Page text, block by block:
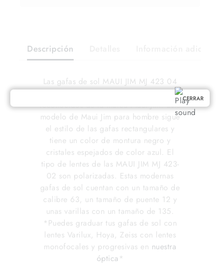
Descripción
Las gafas de sol MAUI JIM MJ 423 04
son uno de los modelos más
reconocidos de la marca Maui Jim. Este
modelo de Maui Jim para hombre sigue
el estilo de las gafas rectangulares y
tiene un color de montura negro y
cristales espejados de color azul. El
tipo de lentes de las MAUI JIM MJ 423-
02 son polarizadas. Estas modernas
gafas de sol cuentan con un tamaño de
calibre 63, un tamaño de puente 12 y
unas varillas con un tamaño de 135.
*Puedes graduar tus gafas de sol con
lentes Varilux, Hoya, Zeiss con lentes
monofocales y progresivas en nuestra
óptica *
CERRAR